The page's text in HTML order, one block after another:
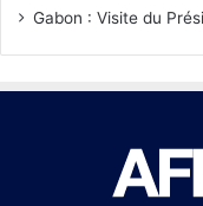
Gabon : Visite du